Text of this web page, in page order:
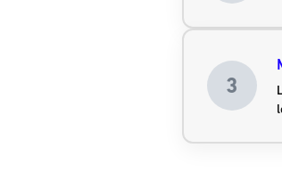
3